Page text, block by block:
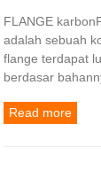
FLANGE
adalah sebuah
flange terdapat
berdasar
Read more